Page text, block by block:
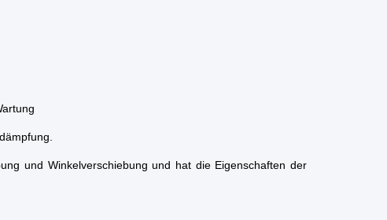
und Winkelverschiebung und hat die Eigenschaften der